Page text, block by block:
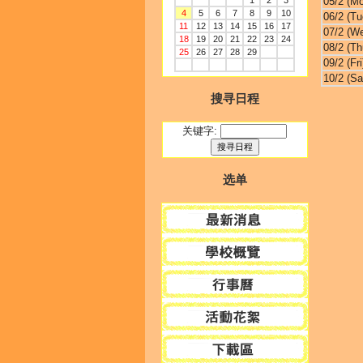
4
5 6 7 8 9
10
11
12 13 14 15 16
17
18
19 20 21 22 23
24
25
26 27 28 29
搜寻日程
关键字:
选单
06/2
07/2
08/2
09/2
10/2